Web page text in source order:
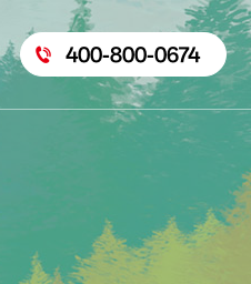
400-800-0674